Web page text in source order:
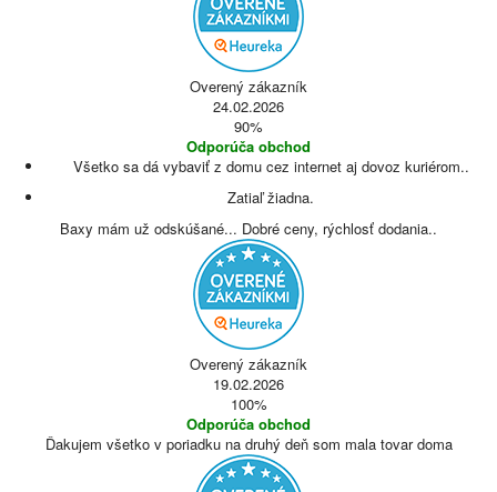
Overený zákazník
24.02.2026
90%
Odporúča obchod
Všetko sa dá vybaviť z domu cez internet aj dovoz kuriérom..
Zatiaľ žiadna.
Baxy mám už odskúšané... Dobré ceny, rýchlosť dodania..
Overený zákazník
19.02.2026
100%
Odporúča obchod
Ďakujem všetko v poriadku na druhý deň som mala tovar doma